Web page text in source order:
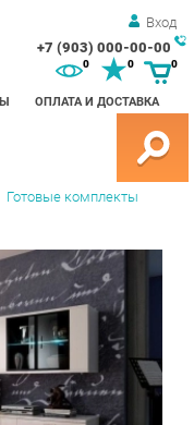
Вход
+7 (903) 000-00-00
ОПЛАТА И ДОСТАВКА
0 0
Готовые комплекты